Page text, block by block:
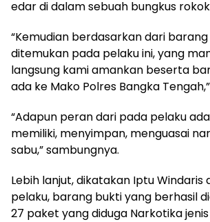
edar di dalam sebuah bungkus
“Kemudian berdasarkan dari
ditemukan pada pelaku ini, yang
langsung kami amankan beserta
ada ke Mako Polres Bangka
“Adapun peran dari pada pelaku
memiliki, menyimpan, menguasai
sabu,” sambungnya.
Lebih lanjut, dikatakan Iptu Windaris
pelaku, barang bukti yang berhasil
27 paket yang diduga Narkotika